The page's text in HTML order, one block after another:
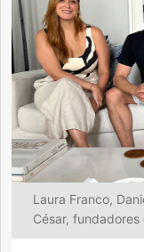
Laura Franco,
César,